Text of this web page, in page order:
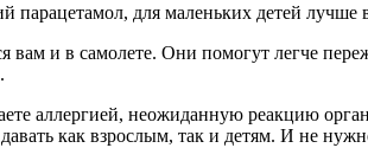
парацетамол, для маленьких детей лучше
и в самолете. Они помогут легче
аллергией, неожиданную реакцию
как взрослым, так и детям. И не